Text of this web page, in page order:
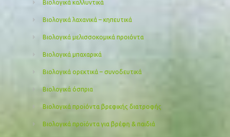
Βιολογικά καλλυντικά
Βιολογικά λαχανικά – κηπευτικά
Βιολογικά μελισσοκομικά προιόντα
Βιολογικά μπαχαρικά
Βιολογικά ορεκτικά – συνοδευτικά
Βιολογικά όσπρια
Βιολογικά προϊόντα βρεφικής διατροφής
Βιολογικά προϊόντα για βρέφη & παιδιά